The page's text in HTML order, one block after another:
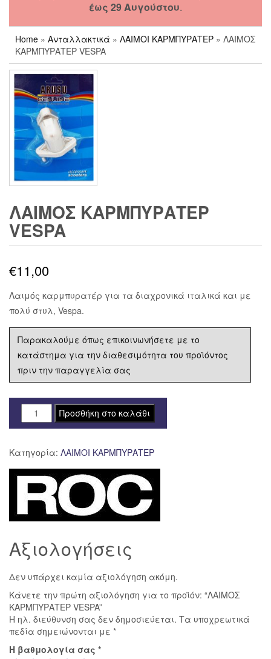
έως 29 Αυγούστου.
Home » Ανταλλακτικά » ΛΑΙΜΟΙ ΚΑΡΜΠΥΡΑΤΕΡ » ΛΑΙΜΟΣ
ΚΑΡΜΠΥΡΑΤΕΡ VESPA
ΛΑΙΜΟΣ ΚΑΡΜΠΥΡΑΤΕΡ
VESPA
€11,00
Λαιμός καρμπυρατέρ για τα διαχρονικά ιταλικά και με
πολύ στυλ, Vespa.
Παρακαλούμε όπως επικοινωνήσετε με το
κατάστημα για την διαθεσιμότητα του προϊόντος
πριν την παραγγελία σας
ΛΑΙΜΟΣ
ΚΑΡΜΠΥΡΑΤΕΡ
ποσότητα
Προσθήκη στο καλάθι
Κατηγορία: ΛΑΙΜΟΙ ΚΑΡΜΠΥΡΑΤΕΡ
Αξιολογήσεις
Δεν υπάρχει καμία αξιολόγηση ακόμη.
Κάνετε την πρώτη αξιολόγηση για το προϊόν: “ΛΑΙΜΟΣ
ΚΑΡΜΠΥΡΑΤΕΡ VESPA”
Η ηλ. διεύθυνση σας δεν δημοσιεύεται. Τα υποχρεωτικά
πεδία σημειώνονται με *
Η βαθμολογία σας *